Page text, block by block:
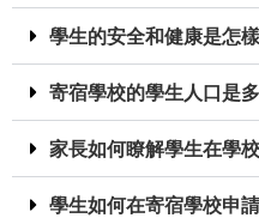
學生的安全和健康是怎
寄宿學校的學生人口是
家長如何瞭解學生在學
學生如何在寄宿學校申